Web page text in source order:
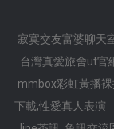
寂寞交友富婆聊天
台灣真愛旅舍ut官
mmbox彩虹黃播
下載,性愛真人表演